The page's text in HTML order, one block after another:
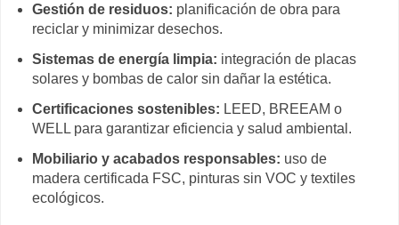
Gestión de residuos: planificación de obra para
reciclar y minimizar desechos.
Sistemas de energía limpia: integración de placas
solares y bombas de calor sin dañar la estética.
Certificaciones sostenibles: LEED, BREEAM o
WELL para garantizar eficiencia y salud ambiental.
Mobiliario y acabados responsables: uso de
madera certificada FSC, pinturas sin VOC y textiles
ecológicos.